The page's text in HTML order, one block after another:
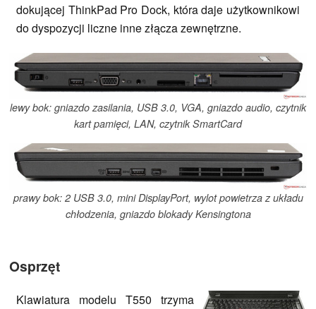
dokującej ThinkPad Pro Dock, która daje użytkownikowi
do dyspozycji liczne inne złącza zewnętrzne.
lewy bok: gniazdo zasilania, USB 3.0, VGA, gniazdo audio, czytnik
kart pamięci, LAN, czytnik SmartCard
prawy bok: 2 USB 3.0, mini DisplayPort, wylot powietrza z układu
chłodzenia, gniazdo blokady Kensingtona
Osprzęt
Klawiatura modelu T550 trzyma